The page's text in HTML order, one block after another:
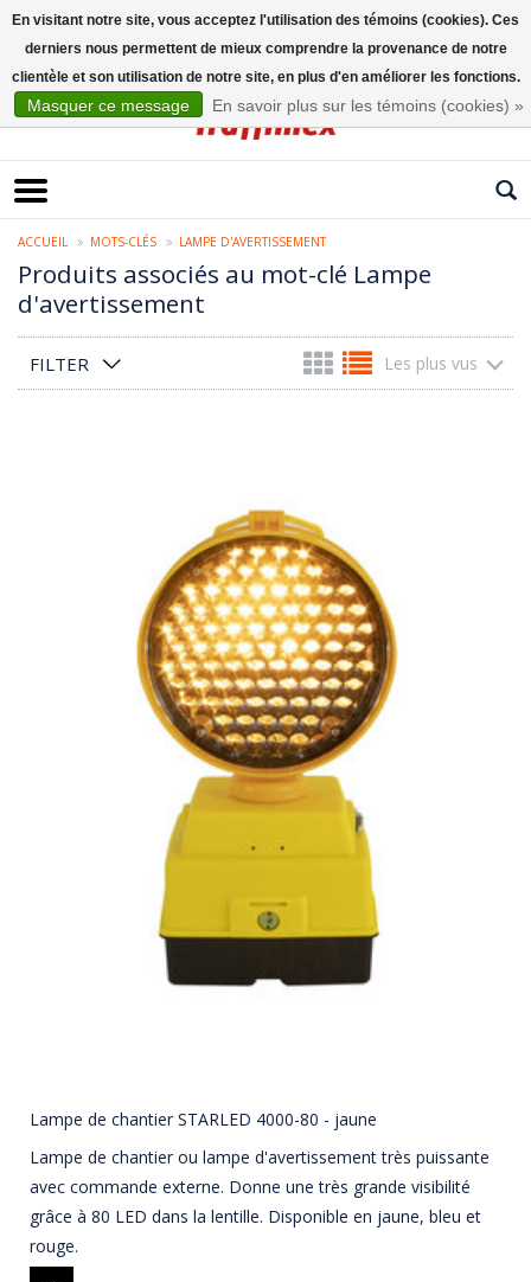
ACCUEIL MOTS-CLÉS LAMPE D'AVERTISSEMENT
Produits associés au mot-clé Lampe
d'avertissement
FILTER Les plus vus
Lampe de chantier STARLED 4000-80 - jaune
Lampe de chantier ou lampe d'avertissement très puissante
avec commande externe. Donne une très grande visibilité
grâce à 80 LED dans la lentille. Disponible en jaune, bleu et
rouge.
En visitant notre site, vous acceptez l'utilisation des témoins (cookies). Ces
derniers nous permettent de mieux comprendre la provenance de notre
clientèle et son utilisation de notre site, en plus d'en améliorer les fonctions.
Masquer ce message En savoir plus sur les témoins (cookies) »